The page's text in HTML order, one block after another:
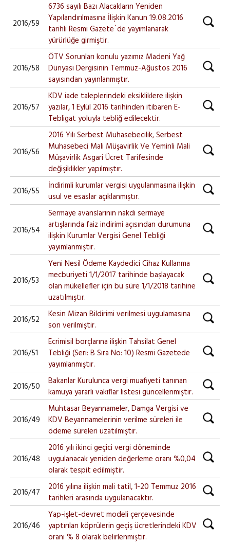
2016/59
6736 sayılı Bazı Alacakların Yeniden
Yapılandırılmasına İlişkin Kanun 19.08.2016
tarihli Resmi Gazete`de yayımlanarak
yürürlüğe girmiştir.
2016/58
ÖTV Sorunları konulu yazımız Madeni Yağ
Dünyası Dergisinin Temmuz-Ağustos 2016
sayısından yayınlanmıştır.
2016/57
KDV iade taleplerindeki eksikliklere ilişkin
yazılar, 1 Eylül 2016 tarihinden itibaren E-
Tebligat yoluyla tebliğ edilecektir.
2016/56
2016 Yılı Serbest Muhasebecilik, Serbest
Muhasebeci Mali Müşavirlik Ve Yeminli Mali
Müşavirlik Asgari Ücret Tarifesinde
değişiklikler yapılmıştır.
2016/55
İndirimli kurumlar vergisi uygulanmasına ilişkin
usul ve esaslar açıklanmıştır.
2016/54
Sermaye avanslarının nakdi sermaye
artışlarında faiz indirimi açısından durumuna
ilişkin Kurumlar Vergisi Genel Tebliği
yayımlanmıştır.
2016/53
Yeni Nesil Ödeme Kaydedici Cihaz Kullanma
mecburiyeti 1/1/2017 tarihinde başlayacak
olan mükellefler için bu süre 1/1/2018 tarihine
uzatılmıştır.
2016/52
Kesin Mizan Bildirimi verilmesi uygulamasına
son verilmiştir.
2016/51
Ecrimisil borçlarına ilişkin Tahsilat Genel
Tebliği (Seri: B Sıra No: 10) Resmi Gazetede
yayımlanmıştır.
2016/50
Bakanlar Kurulunca vergi muafiyeti tanınan
kamuya yararlı vakıflar listesi güncellenmiştir.
2016/49
Muhtasar Beyannameler, Damga Vergisi ve
KDV Beyannamelerinin verilme süreleri ile
ödeme süreleri uzatılmıştır.
2016/48
2016 yılı ikinci geçici vergi döneminde
uygulanacak yeniden değerleme oranı %0,04
olarak tespit edilmiştir.
2016/47
2016 yılına ilişkin mali tatil, 1-20 Temmuz 2016
tarihleri arasında uygulanacaktır.
2016/46
Yap-işlet-devret modeli çerçevesinde
yaptırılan köprülerin geçiş ücretlerindeki KDV
oranı % 8 olarak belirlenmiştir.